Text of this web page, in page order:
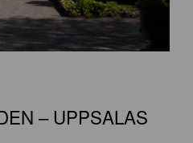
– UPPSALAS